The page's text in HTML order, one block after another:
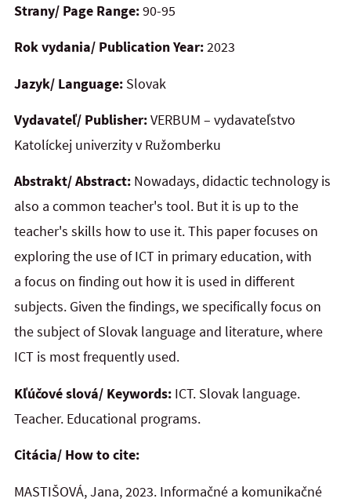
Strany/ Page Range:90-95
Rok vydania/ Publication Year:2023
Jazyk/ Language: Slovak
Vydavateľ/ Publisher:VERBUM – vydavateľstvo
Katolíckej univerzity v Ružomberku
Abstrakt/ Abstract: Nowadays, didactic technology is
also a common teacher's tool. But it is up to the
teacher's skills how to use it. This paper focuses on
exploring the use of ICT in primary education, with
a focus on finding out how it is used in different
subjects. Given the findings, we specifically focus on
the subject of Slovak language and literature, where
ICT is most frequently used.
Kľúčové slová/ Keywords: ICT. Slovak language.
Teacher. Educational programs.
Citácia/ How to cite:
MASTIŠOVÁ, Jana, 2023. Informačné a komunikačné